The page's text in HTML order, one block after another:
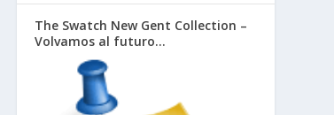
The Swatch New Gent Collection –
Volvamos al futuro…